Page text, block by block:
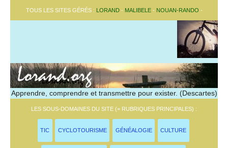
TOUS LES SITES GÉRÉS : LORAND- MALIBELE- NOUAN-RANDO -
Apprendre, comprendre et transmettre pour exister. (Descartes)
LES SOUS-DOMAINES DU SITE (= RUBRIQUES PRINCIPALES) :
TIC CYCLOTOURISME GÉNÉALOGIE CULTURE